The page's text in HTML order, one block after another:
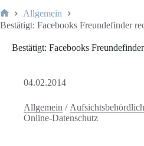
Start
Allgemein
Bestätigt: Facebooks Freundefinder
Bestätigt: Facebooks
04.02.2014
Allgemein /
Online-Datenschutz